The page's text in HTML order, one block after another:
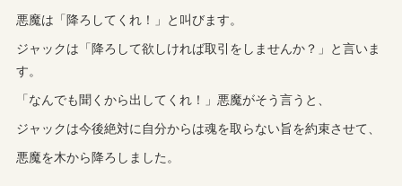
悪魔は「降ろしてくれ！」と叫びます。
ジャックは「降ろして欲しければ取引をしませんか？」と言いま
す。
「なんでも聞くから出してくれ！」悪魔がそう言うと、
ジャックは今後絶対に自分からは魂を取らない旨を約束させて、
悪魔を木から降ろしました。